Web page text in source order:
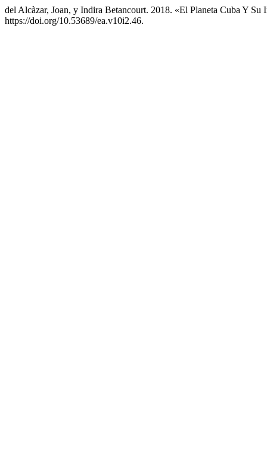
del Alcàzar, Joan, y Indira Betancourt. 2018. «El Planeta Cuba Y
https://doi.org/10.53689/ea.v10i2.46.